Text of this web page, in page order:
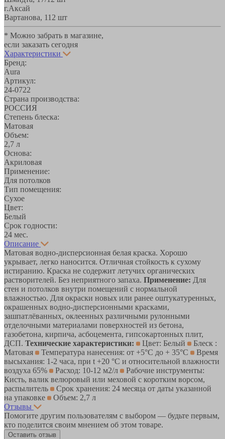
г.Аксай
Вартанова, 11 2 шт
* Можно забрать в магазине,
если заказать сегодня
Характеристики
Бренд:
Aura
Артикул:
24-0722
Страна производства:
РОССИЯ
Степень блеска:
Матовая
Объем:
2,7 л
Основа:
Акриловая
Применение:
Для потолков
Тип помещения:
Сухое
Цвет:
Белый
Срок годности:
24 мес.
Описание
Матовая водно-дисперсионная белая краска. Хорошо
укрывает, легко наносится. Отличная стойкость к сухому
истиранию. Краска не содержит летучих органических
растворителей. Без неприятного запаха. Применение: Для
стен и потолков внутри помещений с нормальной
влажностью. Для окраски новых или ранее оштукатуренных,
окрашенных водно-дисперсионными красками,
зашпатлёванных, оклеенных различными рулонными
отделочными материалами поверхностей из бетона,
газобетона, кирпича, асбоцемента, гипсокартонных плит,
ДСП. Технические характеристики: Цвет: Белый
Блеск :
Матовая
Температура нанесения: от +5°C до + 35°C
Время
высыхания: 1-2 часа, при t +20 °C и относительной влажности
воздуха 65%
Расход: 10-12 м2/л
Рабочие инструменты:
Кисть, валик велюровый или меховой с коротким ворсом,
распылитель
Срок хранения: 24 месяца от даты указанной
на упаковке
Объем: 2,7 л
Отзывы
Помогите другим пользователям с выбором — будьте первым,
кто поделится своим мнением об этом товаре.
Оставить отзыв